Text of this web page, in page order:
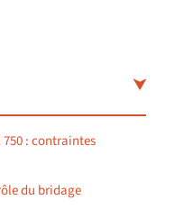
750 : contraintes
du bridage